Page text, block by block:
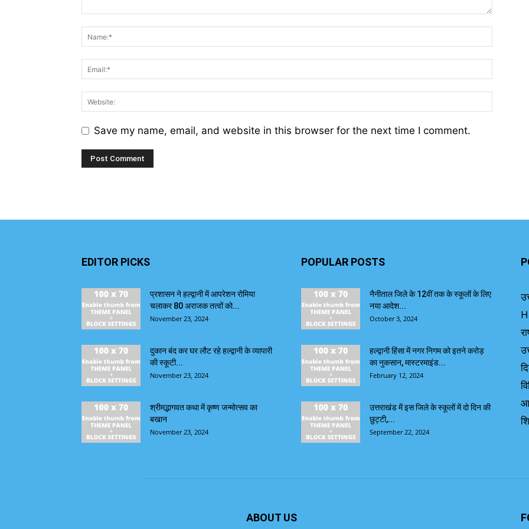
Save my name, email, and website in this browser for the next time I comment.
EDITOR PICKS
प्रशासन ने हल्द्वानी में आपरेशन रोमिया
चलाकर 80 अराजक तत्वों को...
November 23, 2024
दुकान बंद कर घर लौट रहे हल्द्वानी के व्यापारी
की स्कूटी...
November 23, 2024
श्रीमद्भागवत कथा में कृष्ण जन्मोत्सव का
बखान
November 23, 2024
POPULAR POSTS
नैनीताल जिले के 12वीं तक के स्कूलों के लिए
नया आदेश...
October 3, 2024
हल्द्वानी हिंसा में नगर निगम को इतने करोड़
का नुकसान, मास्टरमाइंड...
February 12, 2024
उत्तराखंड में इस जिले के स्कूलों में दो दिन की
छुट्टी,...
September 22, 2024
ABOUT US